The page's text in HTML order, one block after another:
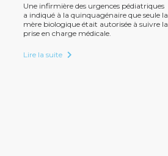
Une infirmière des urgences pédiatriques
a indiqué à la quinquagénaire que seule la
mère biologique était autorisée à suivre la
prise en charge médicale.
Lire la suite